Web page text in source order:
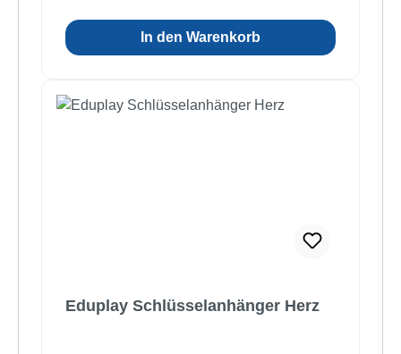
In den Warenkorb
Eduplay Schlüsselanhänger Herz